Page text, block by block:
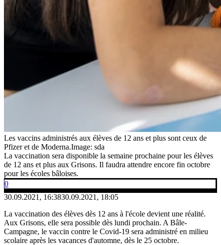
Les vaccins administrés aux élèves de 12 ans et plus sont ceux de
Pfizer et de Moderna.Image: sda
La vaccination sera disponible la semaine prochaine pour les élèves
de 12 ans et plus aux Grisons. Il faudra attendre encore fin octobre
pour les écoles bâloises.
0
30.09.2021, 16:3830.09.2021, 18:05
La vaccination des élèves dès 12 ans à l'école devient une réalité.
Aux Grisons, elle sera possible dès lundi prochain. A Bâle-
Campagne, le vaccin contre le Covid-19 sera administré en milieu
scolaire après les vacances d'automne, dès le 25 octobre.